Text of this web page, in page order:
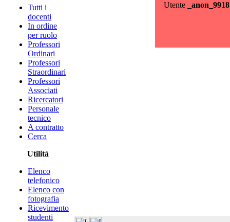
Tutti i
docenti
In ordine
per ruolo
Professori
Ordinari
Professori
Straordinari
Professori
Associati
Ricercatori
Personale
tecnico
A contratto
Cerca
Utilità
Elenco
telefonico
Elenco con
fotografia
Ricevimento
studenti
Utente